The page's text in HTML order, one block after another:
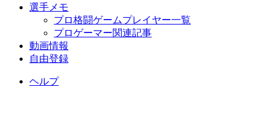
選手メモ
プロ格闘ゲームプレイヤー一覧
プロゲーマー関連記事
動画情報
自由登録
ヘルプ